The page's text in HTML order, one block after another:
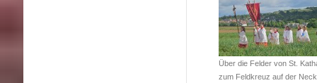
Über die Felder von St.
zum Feldkreuz auf der